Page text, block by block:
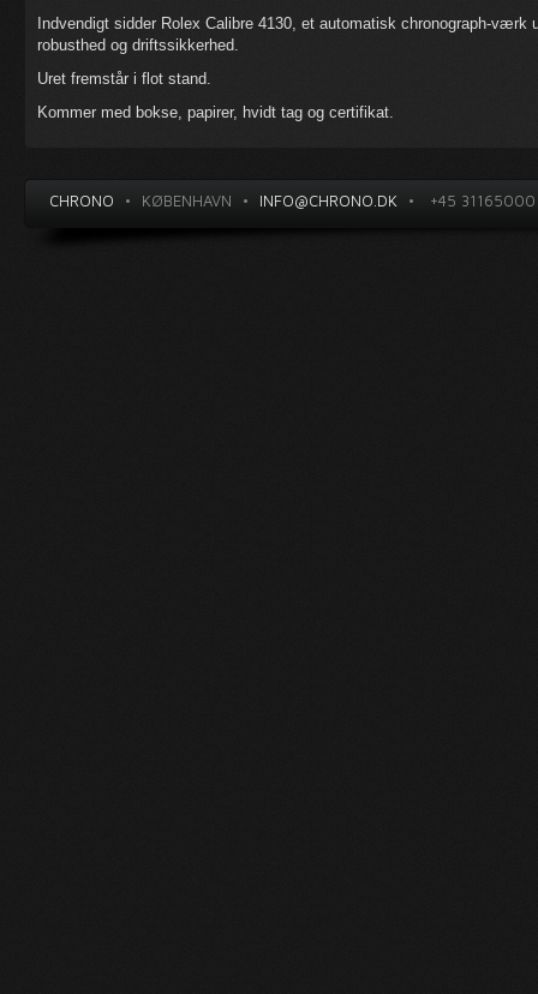
Indvendigt sidder Rolex Calibre 4130, et automatisk chronograph-
robusthed og driftssikkerhed.
Uret fremstår i flot stand.
Kommer med bokse, papirer, hvidt tag og certifikat.
CHRONO • KØBENHAVN • INFO@CHRONO.DK • +45 31165000